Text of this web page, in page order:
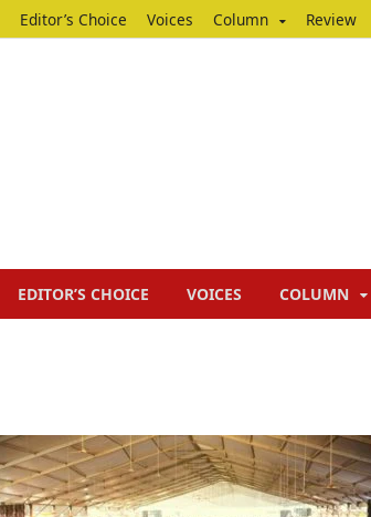
Editor’s Choice Voices Column Review
EDITOR’S CHOICE VOICES COLUMN